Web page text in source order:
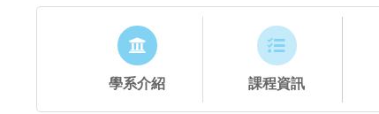
學系介紹 課程資訊